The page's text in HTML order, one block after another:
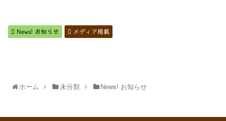
News! お知らせ メディア掲載
ホーム 未分類 News! お知らせ